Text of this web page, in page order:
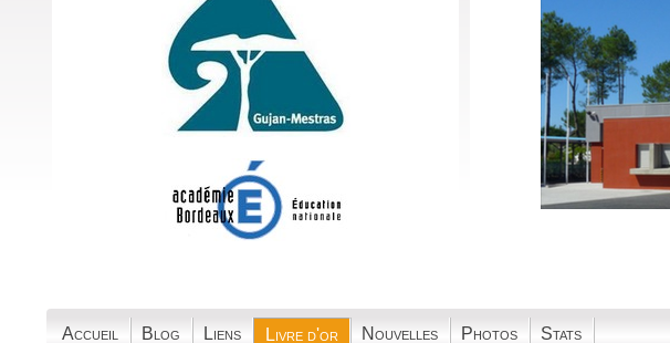
Accueil Blog Liens Livre d'or Nouvelles Photos Stats